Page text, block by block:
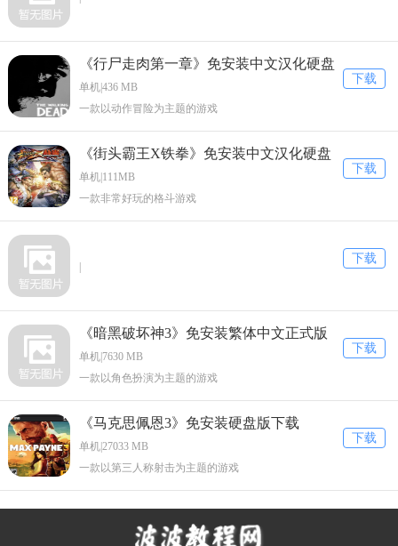
下载
《行尸走肉第一章》免安装中文汉化硬盘
版下载
单机|436 MB
一款以动作冒险为主题的游戏
下载
《街头霸王X铁拳》免安装中文汉化硬盘
版下载
单机|111MB
一款非常好玩的格斗游戏
下载
下载
《暗黑破坏神3》免安装繁体中文正式版
下载
单机|7630 MB
一款以角色扮演为主题的游戏
下载
《马克思佩恩3》免安装硬盘版下载
单机|27033 MB
一款以第三人称射击为主题的游戏